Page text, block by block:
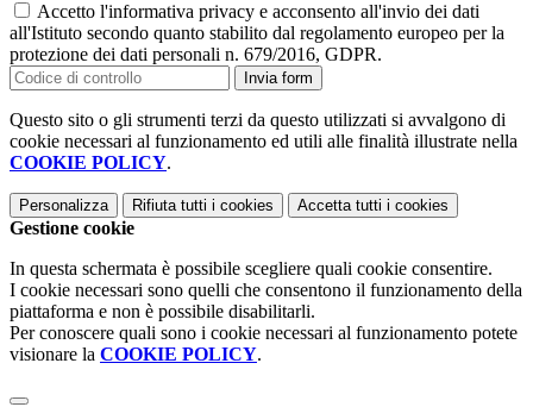
Accetto l'informativa privacy e acconsento all'invio dei dati
all'Istituto secondo quanto stabilito dal regolamento europeo per la
protezione dei dati personali n. 679/2016, GDPR.
Invia form
Questo sito o gli strumenti terzi da questo utilizzati si avvalgono di
cookie necessari al funzionamento ed utili alle finalità illustrate nella
COOKIE POLICY.
Personalizza Rifiuta tutti i cookies Accetta tutti i cookies
Gestione cookie
In questa schermata è possibile scegliere quali cookie consentire.
I cookie necessari sono quelli che consentono il funzionamento della
piattaforma e non è possibile disabilitarli.
Per conoscere quali sono i cookie necessari al funzionamento potete
visionare la COOKIE POLICY.